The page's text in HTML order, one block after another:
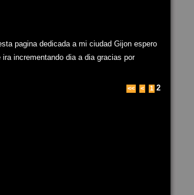
pagina dedicada a mi ciudad Gijon espero
incrementando dia a dia gracias por
<< < 1 2